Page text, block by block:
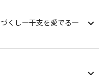
くし—干支を愛でる—